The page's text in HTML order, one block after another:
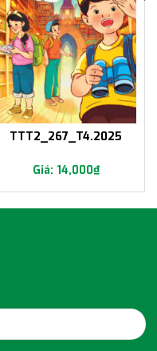
TTT2_267_T4.2025
14,000₫